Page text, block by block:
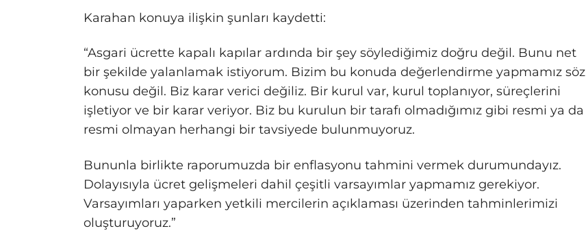
Karahan konuya ilişkin şunları kaydetti:
“Asgari ücrette kapalı kapılar ardında bir şey söylediğimiz doğru değil. Bunu net
bir şekilde yalanlamak istiyorum. Bizim bu konuda değerlendirme yapmamız söz
konusu değil. Biz karar verici değiliz. Bir kurul var, kurul toplanıyor, süreçlerini
işletiyor ve bir karar veriyor. Biz bu kurulun bir tarafı olmadığımız gibi resmi ya da
resmi olmayan herhangi bir tavsiyede bulunmuyoruz.
Bununla birlikte raporumuzda bir enflasyonu tahmini vermek durumundayız.
Dolayısıyla ücret gelişmeleri dahil çeşitli varsayımlar yapmamız gerekiyor.
Varsayımları yaparken yetkili mercilerin açıklaması üzerinden tahminlerimizi
oluşturuyoruz.”